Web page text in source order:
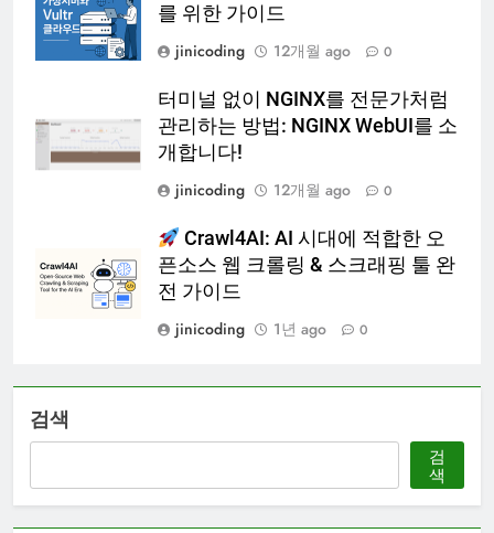
를 위한 가이드
jinicoding
12개월 ago 0
터미널 없이 NGINX를 전문가처럼
관리하는 방법: NGINX WebUI를 소
개합니다!
jinicoding
12개월 ago 0
Crawl4AI: AI 시대에 적합한 오
픈소스 웹 크롤링 & 스크래핑 툴 완
전 가이드
jinicoding
1년 ago 0
검색
검
색